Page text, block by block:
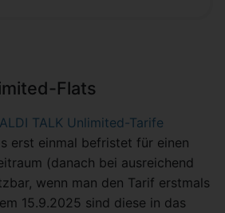
Flats
ALDI TALK Unlimited-Tarife
erst einmal befristet für einen
(danach bei ausreichend
wenn man den Tarif erstmals
15.9.2025 sind diese in das